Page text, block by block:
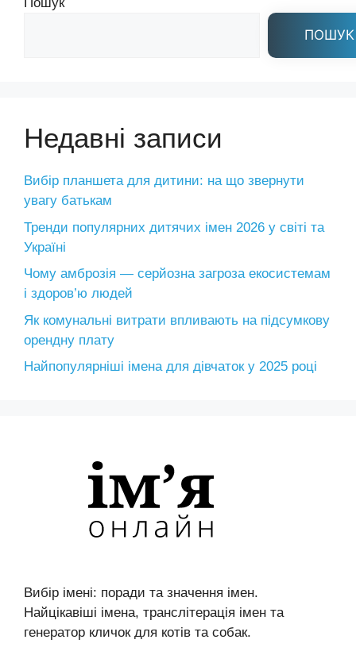
ПОШУК
Недавні записи
Вибір планшета для дитини: на що звернути
увагу батькам
Тренди популярних дитячих імен 2026 у світі та
Україні
Чому амброзія — серйозна загроза екосистемам
і здоров’ю людей
Як комунальні витрати впливають на підсумкову
орендну плату
Найпопулярніші імена для дівчаток у 2025 році
Вибір імені: поради та значення імен.
Найцікавіші імена, транслітерація імен та
генератор кличок для котів та собак.